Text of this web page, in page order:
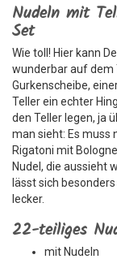
Nudeln mit
Set
Wie toll! Hier kann
wunderbar auf dem
Gurkenscheibe,
Teller ein echter
den Teller legen, ja
man sieht: Es muss
Rigatoni mit
Nudel, die aussieht
lässt sich
lecker.
22-teiliges
mit Nudeln